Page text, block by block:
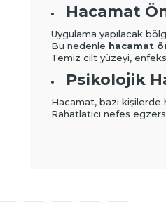
Hacamat
Uygulama yapılacak
Bu nedenle hacamat
Temiz cilt yüzeyi,
Psikolojik
Hacamat, bazı
Rahatlatıcı nefes